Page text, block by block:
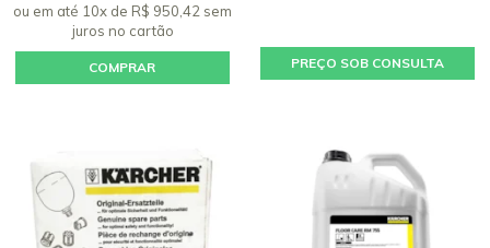
ou em até 10x de R$ 950,42 sem
juros no cartão
COMPRAR PREÇO SOB CONSULTA